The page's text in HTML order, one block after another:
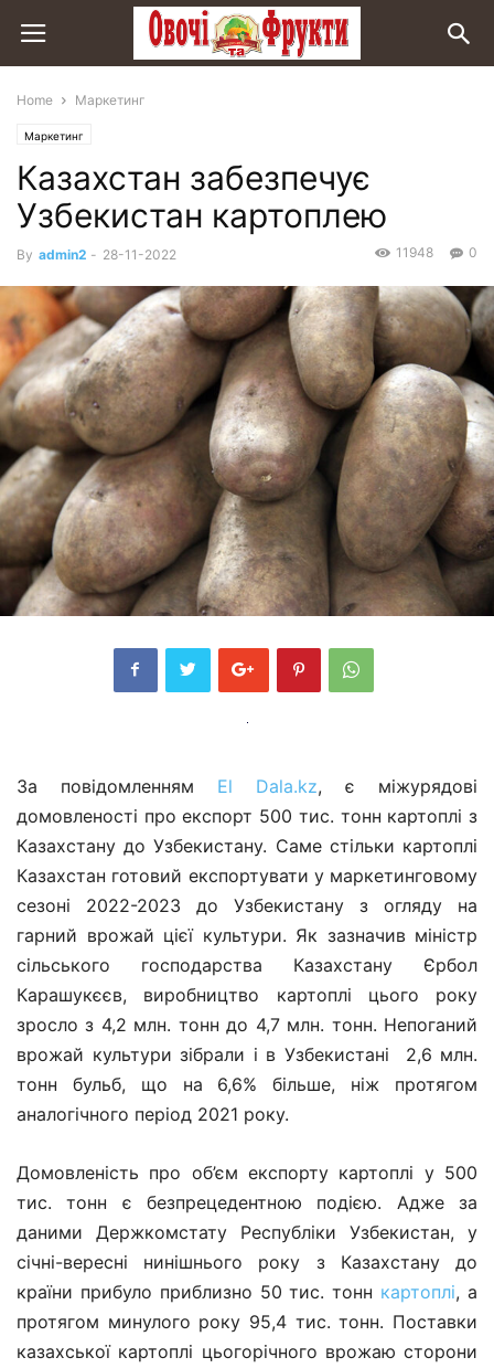
Home Маркетинг
Маркетинг
Казахстан забезпечує
Узбекистан картоплею
By admin2 - 28-11-2022 0
11948
За повідомленням El Dala.kz, є міжурядові
домовленості про експорт 500 тис. тонн картоплі з
Казахстану до Узбекистану. Саме стільки картоплі
Казахстан готовий експортувати у маркетинговому
сезоні 2022-2023 до Узбекистану з огляду на
гарний врожай цієї культури. Як зазначив міністр
сільського господарства Казахстану Єрбол
Карашукєєв, виробництво картоплі цього року
зросло з 4,2 млн. тонн до 4,7 млн. тонн. Непоганий
врожай культури зібрали і в Узбекистані 2,6 млн.
тонн бульб, що на 6,6% більше, ніж протягом
аналогічного період 2021 року.
Домовленість про об’єм експорту картоплі у 500
тис. тонн є безпрецедентною подією. Адже за
даними Держкомстату Республіки Узбекистан, у
січні-вересні нинішнього року з Казахстану до
країни прибуло приблизно 50 тис. тонн картоплі, а
протягом минулого року 95,4 тис. тонн. Поставки
казахської картоплі цьогорічного врожаю сторони